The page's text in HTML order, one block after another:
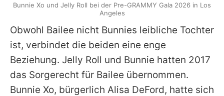
Obwohl Bailee nicht Bunnies leibliche Tochter
ist, verbindet die beiden eine enge
Beziehung. Jelly Roll und Bunnie hatten 2017
das Sorgerecht für Bailee übernommen.
Bunnie Xo, bürgerlich Alisa DeFord, hatte sich
Bunnie Xo und Jelly Roll bei der Pre-GRAMMY Gala 2026 in Los
Angeles